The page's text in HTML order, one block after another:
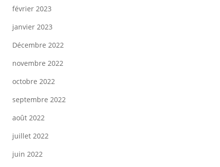
février 2023
janvier 2023
Décembre 2022
novembre 2022
octobre 2022
septembre 2022
août 2022
juillet 2022
juin 2022